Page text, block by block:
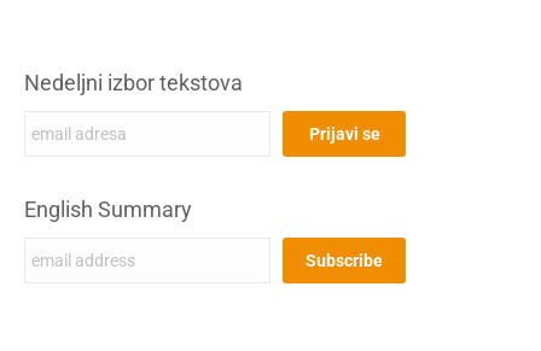
Nedeljni izbor tekstova
English Summary